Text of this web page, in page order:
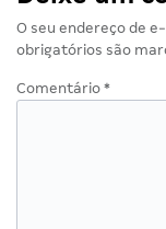
O seu endereço de
obrigatórios são
Comentário *